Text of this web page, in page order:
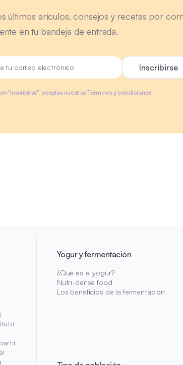
últimos arículos, consejos y recetas por
en tu bandeja de entrada.
"Inscribirse", aceptas nuestros Términos y condiciones.
Yogur y fermentación
¿Qué es el yogur?
Nutri-dense food
Los beneficios de la fermentación